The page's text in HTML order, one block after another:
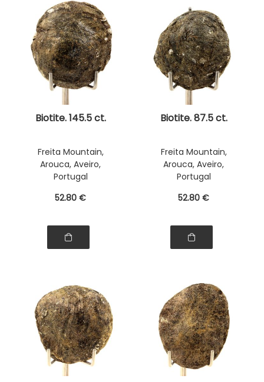
Biotite. 145.5 ct.
Freita Mountain,
Arouca, Aveiro,
Portugal
52.80 €
Biotite. 87.5 ct.
Freita Mountain,
Arouca, Aveiro,
Portugal
52.80 €